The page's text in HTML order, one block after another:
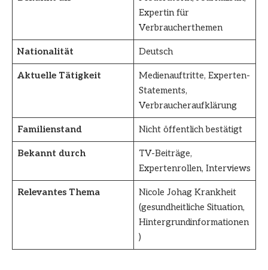
Expertin für
Verbraucherthemen
Nationalität Deutsch
Aktuelle Tätigkeit
Medienauftritte, Experten-
Statements,
Verbraucheraufklärung
Familienstand Nicht öffentlich bestätigt
Bekannt durch
TV-Beiträge,
Expertenrollen, Interviews
Relevantes Thema
Nicole Johag Krankheit
(gesundheitliche Situation,
Hintergrundinformationen
)